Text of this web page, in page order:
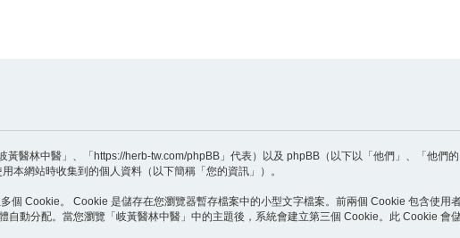
醫林中醫」、「https://herb-tw.com/phpBB」代表）以及 phpBB（以下以「他們」、「他們的
本網站時收集到的個人資料（以下簡稱「您的資訊」）。
個 Cookie。 Cookie 是儲存在您瀏覽器暫存檔案中的小型文字檔案。前兩個 Cookie 包含使用
動分配。當您瀏覽「岐黃醫林中醫」中的主題後，系統會建立第三個 Cookie。此 Cookie 會